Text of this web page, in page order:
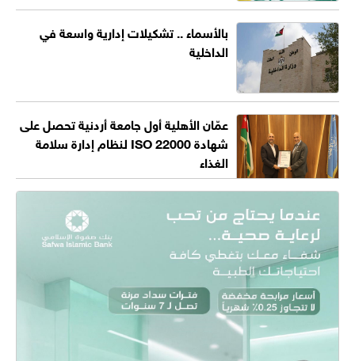
بالأسماء .. تشكيلات إدارية واسعة في
الداخلية
عمّان الأهلية أول جامعة أردنية تحصل على
شهادة ISO 22000 لنظام إدارة سلامة
الغذاء